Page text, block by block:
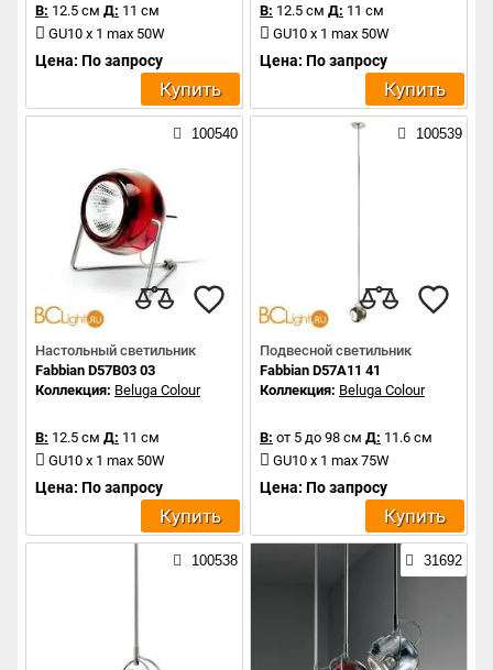
В: 12.5 см Д: 11 см
GU10 x 1 max 50W
Цена: По запросу
Купить
В: 12.5 см Д: 11 см
GU10 x 1 max 50W
Цена: По запросу
Купить
100540
Настольный светильник
Fabbian D57B03 03
Коллекция: Beluga Colour
В: 12.5 см Д: 11 см
GU10 x 1 max 50W
Цена: По запросу
Купить
100539
Подвесной светильник
Fabbian D57A11 41
Коллекция: Beluga Colour
В: от 5 до 98 см Д: 11.6 см
GU10 x 1 max 75W
Цена: По запросу
Купить
100538 31692